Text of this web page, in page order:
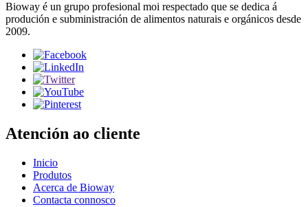
Bioway é un grupo profesional moi respectado que se dedica á
produción e subministración de alimentos naturais e orgánicos desde
2009.
Atención ao cliente
Inicio
Produtos
Acerca de Bioway
Contacta connosco